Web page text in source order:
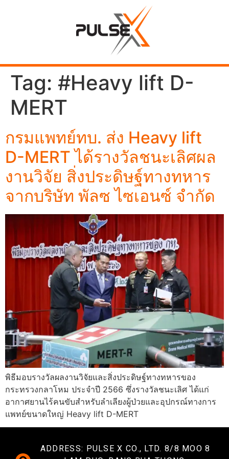
Tag: #Heavy lift D-
MERT
กรมแพทย์ทบ. ส่ง Heavy lift
D-MERT ได้รางวัลชนะเลิศผล
งานวิจัย สิ่งประดิษฐ์ทางทหาร
จากบริษัท พัลซ ไซเอนซ์ จำกัด
พิธีมอบรางวัลผลงานวิจัยและสิ่งประดิษฐ์ทางทหารของ
กระทรวงกลาโหม ประจำปี 2566 ซึ่งรางวัลชนะเลิศ ได้แก่
อากาศยานไร้คนขับสำหรับลำเลียงผู้ป่วยและอุปกรณ์ทางการ
แพทย์ขนาดใหญ่ Heavy lift D-MERT
ADDRESS: PULSE X CO., LTD. 8/8 MOO 8